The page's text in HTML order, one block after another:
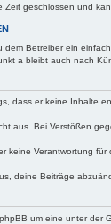
Zeit geschlossen und
dem Betreiber ein
a bleibt auch nach
dass er keine Inhalte
aus. Bei Verstößen
keine Verantwortung
deine Beiträge
um eine unter der